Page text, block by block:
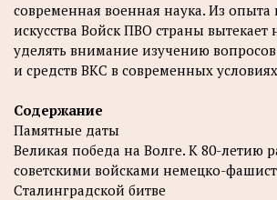
современная военная наука. Из опыта
искусства Войск ПВО страны вытекает
уделять внимание изучению
и средств ВКС в современных
Содержание
Памятные даты
Великая победа на Волге. К 80-летию
советскими войсками немецко-
Сталинградской битве